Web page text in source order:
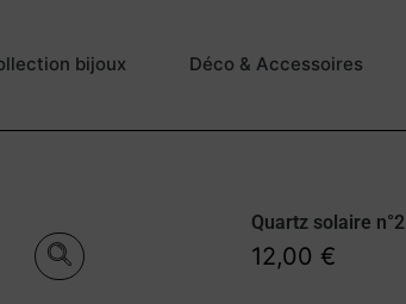
bijoux Déco & Accessoires
Quartz solaire n°2
12,00 €